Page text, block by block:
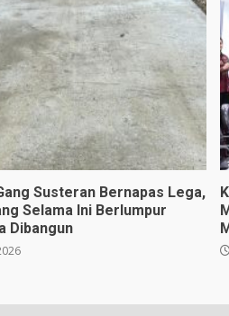
Susteran Bernapas Lega,
Selama Ini Berlumpur
Dibangun